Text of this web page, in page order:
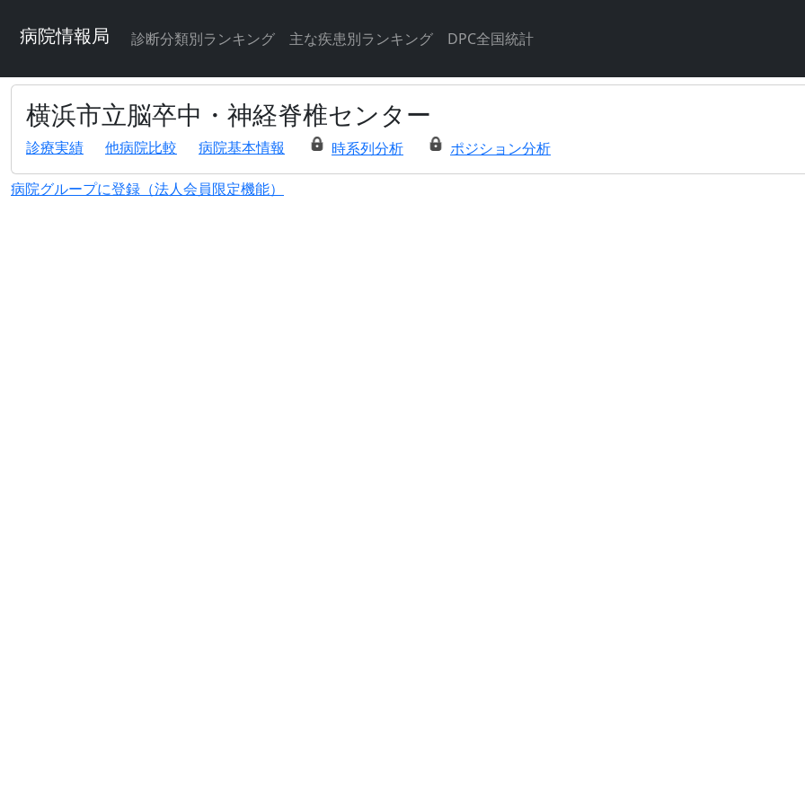
病院情報局 診断分類別ランキング 主な疾患別ランキング DPC全国統計
横浜市立脳卒中・神経脊椎センター
診療実績 他病院比較 病院基本情報 時系列分析 ポジション分析
病院グループに登録（法人会員限定機能）